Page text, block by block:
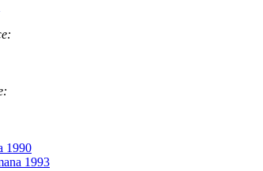
1990
1993